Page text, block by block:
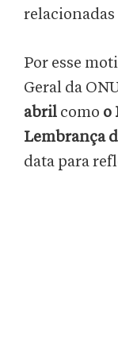
relacionadas
Por esse
Geral da
abril como o
Lembrança
data para